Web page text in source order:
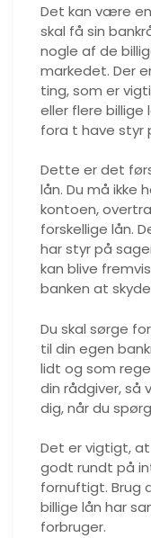
Det kan være
skal få sin
nogle af de
markedet. Der
ting, som er
eller flere billige
fora t have styr
Dette er det
lån. Du må ikke
kontoen,
forskellige lån.
har styr på
kan blive
banken at
Du skal sørge
til din egen
lidt og som
din rådgiver, så
dig, når du
Det er vigtigt,
godt rundt på
fornuftigt. Brug
billige lån har
forbruger.